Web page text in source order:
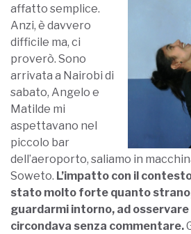
affatto semplice.
Anzi, è davvero
difficile ma, ci
proverò. Sono
arrivata a Nairobi di
sabato, Angelo e
Matilde mi
aspettavano nel
piccolo bar
dell’aeroporto, saliamo in
Soweto. L’impatto con il
stato molto forte quanto
guardarmi intorno, ad osservare
circondava senza commentare.